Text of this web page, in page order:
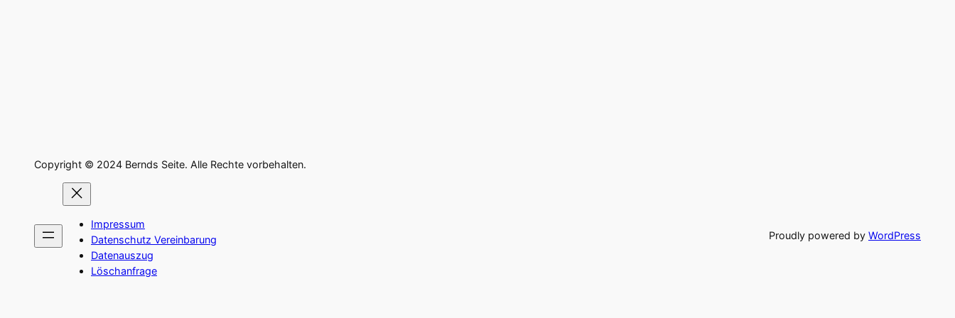
Copyright © 2024 Bernds Seite. Alle Rechte vorbehalten.
Impressum
Datenschutz Vereinbarung
Datenauszug
Löschanfrage
Proudly powered by WordPress